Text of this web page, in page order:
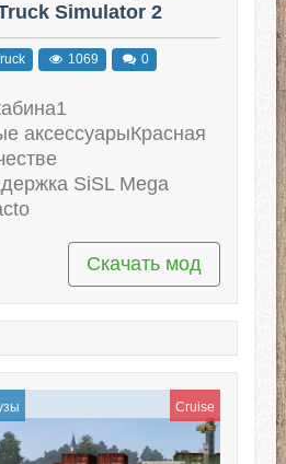
Simulator 2
1069 0
аксессуарыКрасная
SiSL Mega
Скачать мод
Cruise